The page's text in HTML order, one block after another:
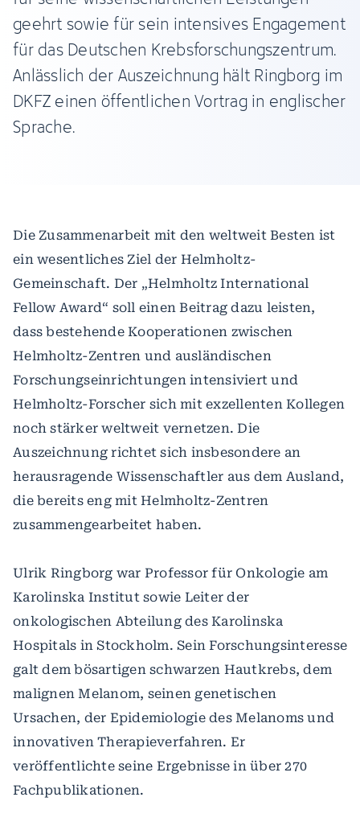
geehrt sowie für sein intensives Engagement
für das Deutschen Krebsforschungszentrum.
Anlässlich der Auszeichnung hält Ringborg im
DKFZ einen öffentlichen Vortrag in englischer
Sprache.
Die Zusammenarbeit mit den weltweit Besten ist
ein wesentliches Ziel der Helmholtz-
Gemeinschaft. Der „Helmholtz International
Fellow Award“ soll einen Beitrag dazu leisten,
dass bestehende Kooperationen zwischen
Helmholtz-Zentren und ausländischen
Forschungseinrichtungen intensiviert und
Helmholtz-Forscher sich mit exzellenten Kollegen
noch stärker weltweit vernetzen. Die
Auszeichnung richtet sich insbesondere an
herausragende Wissenschaftler aus dem Ausland,
die bereits eng mit Helmholtz-Zentren
zusammengearbeitet haben.
Ulrik Ringborg war Professor für Onkologie am
Karolinska Institut sowie Leiter der
onkologischen Abteilung des Karolinska
Hospitals in Stockholm. Sein Forschungsinteresse
galt dem bösartigen schwarzen Hautkrebs, dem
malignen Melanom, seinen genetischen
Ursachen, der Epidemiologie des Melanoms und
innovativen Therapieverfahren. Er
veröffentlichte seine Ergebnisse in über 270
Fachpublikationen.